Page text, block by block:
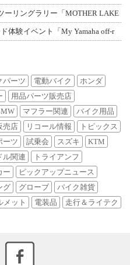
ーリングラリー「MOTHER LAKE
体験イベント「My Yamaha off-r
パーツ 電動バイク
ホンダ
用品パーツ販売店
マフラー関連
バイク用品
売店 リコール情報
トピックス
ーツ 試乗会 スズキ
KTM
ル関連
トライアンフ
ー
ピックアップニュース
グ グローブ
バイク雑貨
メット 電装品
走行＆ライテク